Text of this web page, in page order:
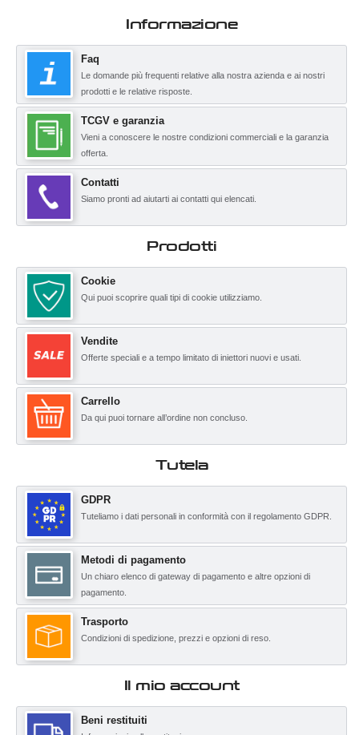
Informazione
Faq
Le domande più frequenti relative alla nostra azienda e ai nostri
prodotti e le relative risposte.
TCGV e garanzia
Vieni a conoscere le nostre condizioni commerciali e la garanzia
offerta.
Contatti
Siamo pronti ad aiutarti ai contatti qui elencati.
Prodotti
Cookie
Qui puoi scoprire quali tipi di cookie utilizziamo.
Vendite
Offerte speciali e a tempo limitato di iniettori nuovi e usati.
Carrello
Da qui puoi tornare all’ordine non concluso.
Tutela
GDPR
Tuteliamo i dati personali in conformità con il regolamento GDPR.
Metodi di pagamento
Un chiaro elenco di gateway di pagamento e altre opzioni di
pagamento.
Trasporto
Condizioni di spedizione, prezzi e opzioni di reso.
Il mio account
Beni restituiti